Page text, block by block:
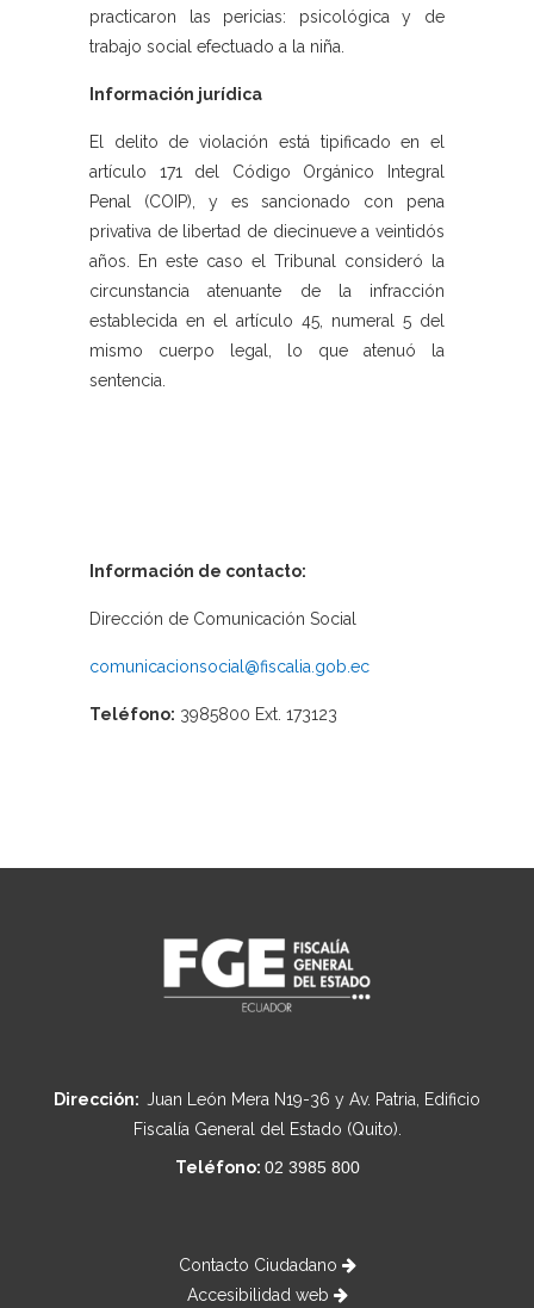
practicaron las pericias: psicológica y de
trabajo social efectuado a la niña.
Información jurídica
El delito de violación está tipificado en el
artículo 171 del Código Orgánico Integral
Penal (COIP), y es sancionado con pena
privativa de libertad de diecinueve a veintidós
años. En este caso el Tribunal consideró la
circunstancia atenuante de la infracción
establecida en el artículo 45, numeral 5 del
mismo cuerpo legal, lo que atenuó la
sentencia.
Información de contacto:
Dirección de Comunicación Social
comunicacionsocial@fiscalia.gob.ec
Teléfono: 3985800 Ext. 173123
Dirección: Juan León Mera N19-36 y Av. Patria, Edificio
Fiscalía General del Estado (Quito).
Teléfono: 02 3985 800
Contacto Ciudadano
Accesibilidad web